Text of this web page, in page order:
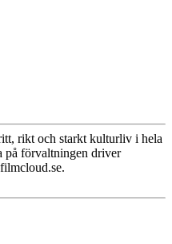
rikt och starkt kulturliv i hela
på förvaltningen driver